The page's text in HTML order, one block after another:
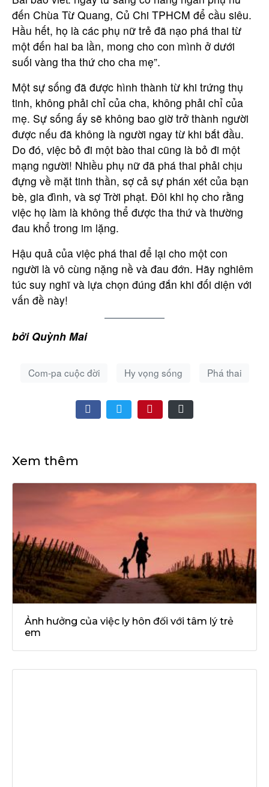
đến Chùa Từ Quang, Củ Chi TPHCM để cầu siêu.
Hầu hết, họ là các phụ nữ trẻ đã nạo phá thai từ
một đến hai ba lần, mong cho con mình ở dưới
suối vàng tha thứ cho cha mẹ”.
Một sự sống đã được hình thành từ khi trứng thụ
tinh, không phải chỉ của cha, không phải chỉ của
mẹ. Sự sống ấy sẽ không bao giờ trở thành người
được nếu đã không là người ngay từ khi bắt đầu.
Do đó, việc bỏ đi một bào thai cũng là bỏ đi một
mạng người! Nhiều phụ nữ đã phá thai phải chịu
đựng về mặt tinh thần, sợ cả sự phán xét của bạn
bè, gia đình, và sợ Trời phạt. Đôi khi họ cho rằng
việc họ làm là không thể được tha thứ và thường
đau khổ trong im lặng.
Hậu quả của việc phá thai để lại cho một con
người là vô cùng nặng nề và đau đớn. Hãy nghiêm
túc suy nghĩ và lựa chọn đúng đắn khi đối diện với
vấn đề này!
bởi Quỳnh Mai
Com-pa cuộc đời Hy vọng sống Phá thai
Xem thêm
Ảnh hưởng của việc ly hôn đối với tâm lý trẻ
em
Họ tên
Email
Nội dung
Gửi